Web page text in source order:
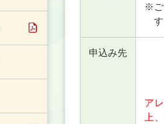
※ご
す
申込み先
ア
上